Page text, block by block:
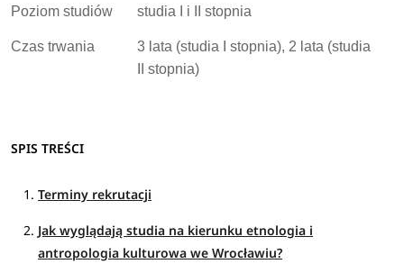
Poziom studiów studia I i II stopnia
Czas trwania
3 lata (studia I stopnia), 2 lata (studia
II stopnia)
SPIS TREŚCI
Terminy rekrutacji
Jak wyglądają studia na kierunku etnologia i
antropologia kulturowa we Wrocławiu?